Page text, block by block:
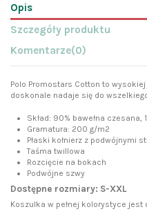
Opis
Szczegóły produktu
Komentarze(0)
Polo Promostars Cotton to
doskonale nadaje się do
Skład: 90% bawełna czesana,
Gramatura: 200 g/m2
Płaski kołnierz z podwójnymi
Taśma twillowa
Rozcięcie na bokach
Podwójne szwy
Dostępne rozmiary: S-XXL
Koszulka w pełnej kolorystyce jest